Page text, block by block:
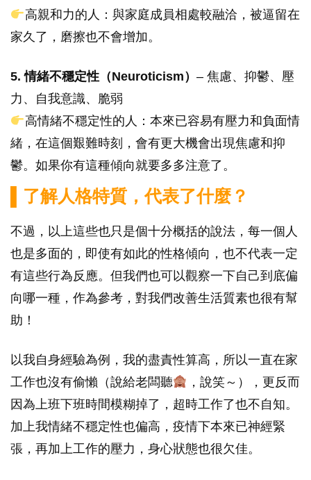
高親和力的人：與家庭成員相處較融洽，被逼留在
家久了，磨擦也不會增加。
5. 情緒不穩定性（Neuroticism） – 焦慮、抑鬱、壓
力、自我意識、脆弱
高情緒不穩定性的人：本來已容易有壓力和負面情
緒，在這個艱難時刻，會有更大機會出現焦慮和抑
鬱。如果你有這種傾向就要多多注意了。
▌了解人格特質，代表了什麼？
不過，以上這些也只是個十分概括的說法，每一個人
也是多面的，即使有如此的性格傾向，也不代表一定
有這些行為反應。但我們也可以觀察一下自己到底偏
向哪一種，作為參考，對我們改善生活質素也很有幫
助！
以我自身經驗為例，我的盡責性算高，所以一直在家
工作也沒有偷懶（說給老闆聽
，說笑～），更反而
因為上班下班時間模糊掉了，超時工作了也不自知。
加上我情緒不穩定性也偏高，疫情下本來已神經緊
張，再加上工作的壓力，身心狀態也很欠佳。